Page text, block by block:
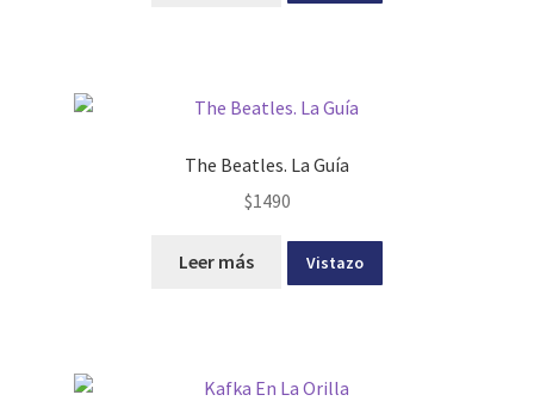
The Beatles. La Guía
$1490
Leer más Vistazo